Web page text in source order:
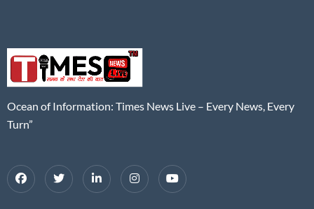
Ocean of Information: Times News Live – Every News, Every
Turn”